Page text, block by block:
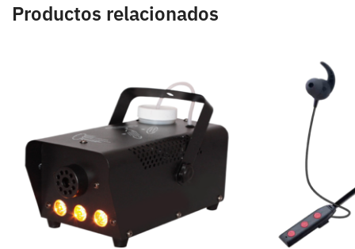
Productos relacionados